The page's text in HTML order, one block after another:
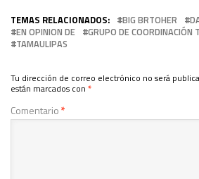
TEMAS RELACIONADOS: BIG BRTOHER
EN OPINION DE
GRUPO DE COORDINACIÓN
TAMAULIPAS
Tu dirección de correo electrónico no será
están marcados con *
Comentario*